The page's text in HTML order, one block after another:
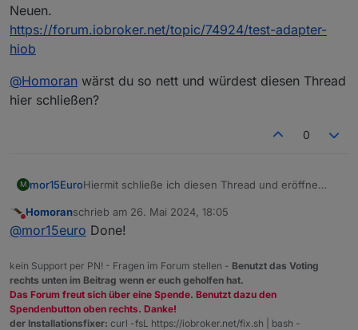
Neuen.
https://forum.iobroker.net/topic/74924/test-adapter-
hiob
@Homoran wärst du so nett und würdest diesen Thread
hier schließen?
0
M mor15EuroHiermit schließe ich diesen Thread und eröffne
https://forum.iobroker.net/topic/74924/test-
adapter-hiob
@Homoranwärst du so nett und würdest diesen
Thread hier schließen?
Nicht stören
Homoranschrieb am 26. Mai 2024, 18:05
zuletzt editiert von
@mor15euro Done!
kein Support per PN! - Fragen im Forum stellen - Benutzt das Voting
rechts unten im Beitrag wenn er euch geholfen hat.
Das Forum freut sich über eine Spende. Benutzt dazu den
Spendenbutton oben rechts. Danke!
der Installationsfixer: curl -fsL https://iobroker.net/fix.sh | bash -